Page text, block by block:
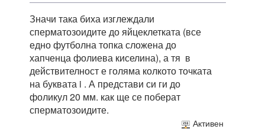
Значи така биха изглеждали
сперматозоидите до яйцеклетката (все
едно футболна топка сложена до
хапченца фолиева киселина), а тя в
действителност е голяма колкото точката
на буквата i . А представи си ги до
фоликул 20 мм. как ще се поберат
сперматозоидите.
Активен